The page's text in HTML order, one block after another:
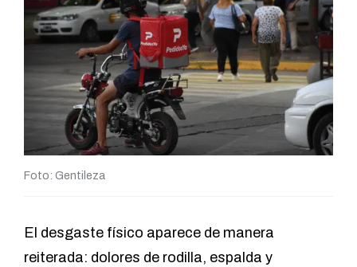
Foto: Gentileza
El desgaste físico aparece de manera
reiterada: dolores de rodilla, espalda y